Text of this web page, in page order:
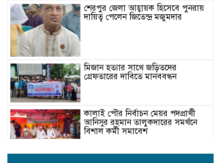
শেরপুর জেলা আহ্বায়ক হিসেবে পুনরায়
দায়িত্ব পেলেন জিতেন্দ্র মজুমদার
মিজান হত্যার সাথে জড়িতদের
গ্রেফতারের দাবিতে মানববন্ধন
কালাই পৌর নির্বাচন মেয়র পদপ্রার্থী
আনিসুর রহমান তালুকদারের সমর্থনে
বিশাল কর্মী সমাবেশ